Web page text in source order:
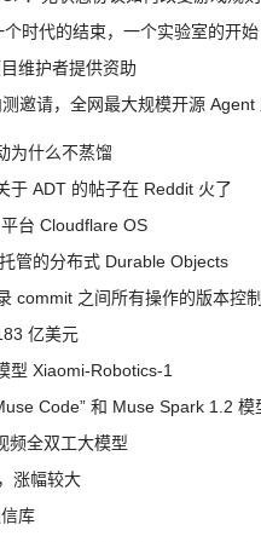
时代的结束，一个实验室的开始
维护者提供资助
邀请，全网最大规模开源 Agent
为什么不蒸馏
于 ADT 的帖子在 Reddit 火了
台 Cloudflare OS
管的分布式 Durable Objects
commit 之间所有操作的版本控
亿美元
型 Xiaomi-Robotics-1
Code” 和 Muse Spark 1.2 模
频全双工大模型
涨幅较大
库